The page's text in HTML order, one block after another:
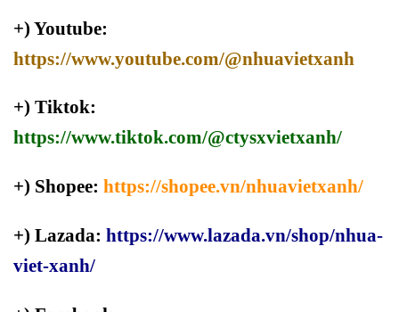
+) Youtube:
https://www.youtube.com/@nhuavietxanh
+) Tiktok:
https://www.tiktok.com/@ctysxvietxanh/
+) Shopee: https://shopee.vn/nhuavietxanh/
+) Lazada: https://www.lazada.vn/shop/nhua-
viet-xanh/